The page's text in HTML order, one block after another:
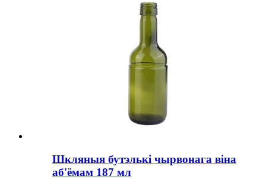
Шкляныя бутэлькі чырвонага віна
аб'ёмам 187 мл